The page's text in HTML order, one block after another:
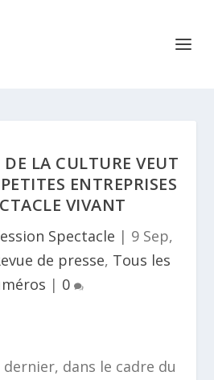
LA CULTURE VEUT
ENTREPRISES
VIVANT
Spectacle | 9 Sep,
de presse, Tous les
| 0
dernier, dans le cadre du